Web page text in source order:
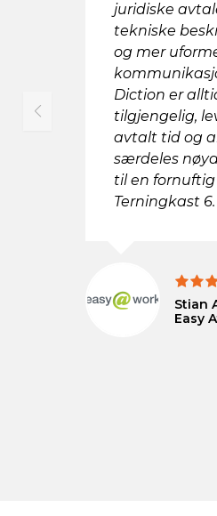
juridiske
tekniske
og mer
Diction er
tilgjengelig,
avtalt tid og
særdeles
til en fornuftig
Terningkast 6.
Stian
Easy